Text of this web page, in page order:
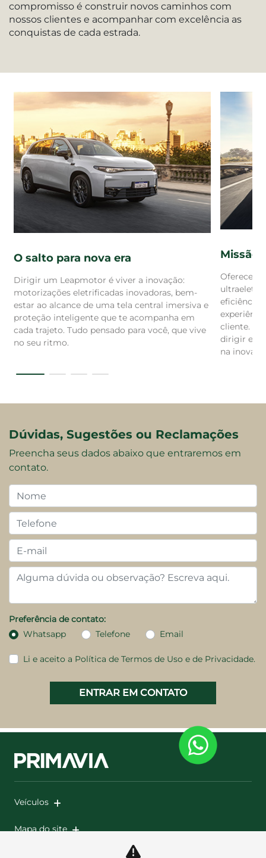
compromisso é construir novos caminhos com
nossos clientes e acompanhar com excelência as
conquistas de cada estrada.
O salto para nova era
Dirigir um Leapmotor é viver a inovação:
motorizações eletrificadas inovadoras, bem-
estar ao alcance de uma tela central imersiva e
proteção inteligente que te acompanha em
cada trajeto. Tudo pensado para você, que vive
no seu ritmo.
Missão
Oferecer
eficiência
cliente.
dirigir e
na
Dúvidas, Sugestões ou Reclamações
Preencha seus dados abaixo que entraremos em
contato.
Preferência de contato:
Whatsapp
Telefone Email
Li e aceito a Política de Termos de Uso e de Privacidade.
ENTRAR EM CONTATO
Veículos
Mapa do site